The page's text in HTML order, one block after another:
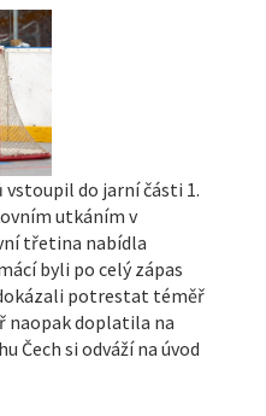
do jarní části 1.
utkáním v
třetina nabídla
byli po celý zápas
potrestat téměř
naopak doplatila na
Čech si odváží na úvod